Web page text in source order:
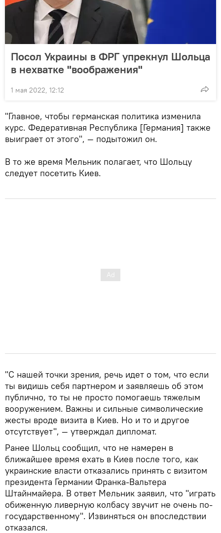
Посол Украины в ФРГ упрекнул Шольца
в нехватке "воображения"
1 мая 2022, 12:12
"Главное, чтобы германская политика изменила
курс. Федеративная Республика [Германия] также
выиграет от этого", — подытожил он.
В то же время Мельник полагает, что Шольцу
следует посетить Киев.
"С нашей точки зрения, речь идет о том, что если
ты видишь себя партнером и заявляешь об этом
публично, то ты не просто помогаешь тяжелым
вооружением. Важны и сильные символические
жесты вроде визита в Киев. Но и то и другое
отсутствует", — утверждал дипломат.
Ранее Шольц сообщил, что не намерен в
ближайшее время ехать в Киев после того, как
украинские власти отказались принять с визитом
президента Германии Франка-Вальтера
Штайнмайера. В ответ Мельник заявил, что "играть
обиженную ливерную колбасу звучит не очень по-
государственному". Извиняться он впоследствии
отказался.